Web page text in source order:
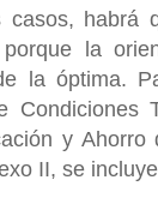
casos, habrá
porque la
la óptima.
Condiciones
y
II, se